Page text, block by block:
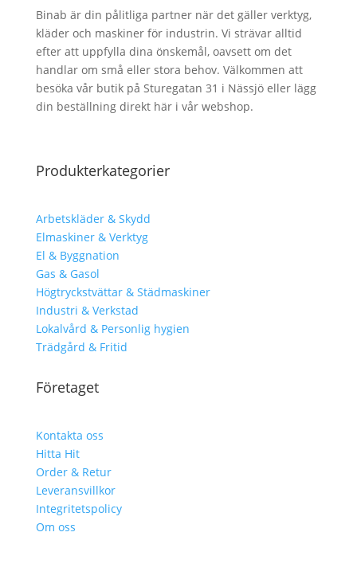
Binab är din pålitliga partner när det gäller verktyg,
kläder och maskiner för industrin. Vi strävar alltid
efter att uppfylla dina önskemål, oavsett om det
handlar om små eller stora behov. Välkommen att
besöka vår butik på Sturegatan 31 i Nässjö eller lägg
din beställning direkt här i vår webshop.
Produkterkategorier
Arbetskläder & Skydd
Elmaskiner & Verktyg
El & Byggnation
Gas & Gasol
Högtryckstvättar & Städmaskiner
Industri & Verkstad
Lokalvård & Personlig hygien
Trädgård & Fritid
Företaget
Kontakta oss
Hitta Hit
Order & Retur
Leveransvillkor
Integritetspolicy
Om oss